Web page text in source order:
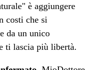
è aggiungere
costi che si
da un unico
ti lascia più libertà.